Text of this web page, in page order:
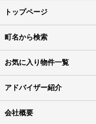
トップページ
町名から検索
お気に入り物件一覧
アドバイザー紹介
会社概要